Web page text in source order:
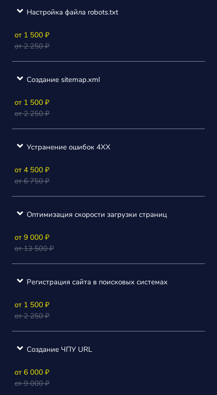
Настройка файла robots.txt
от 1 500 ₽
от 2 250 ₽
Создание sitemap.xml
от 1 500 ₽
от 2 250 ₽
Устранение ошибок 4ХХ
от 4 500 ₽
от 6 750 ₽
Оптимизация скорости загрузки страниц
от 9 000 ₽
от 13 500 ₽
Регистрация сайта в поисковых системах
от 1 500 ₽
от 2 250 ₽
Создание ЧПУ URL
от 6 000 ₽
от 9 000 ₽